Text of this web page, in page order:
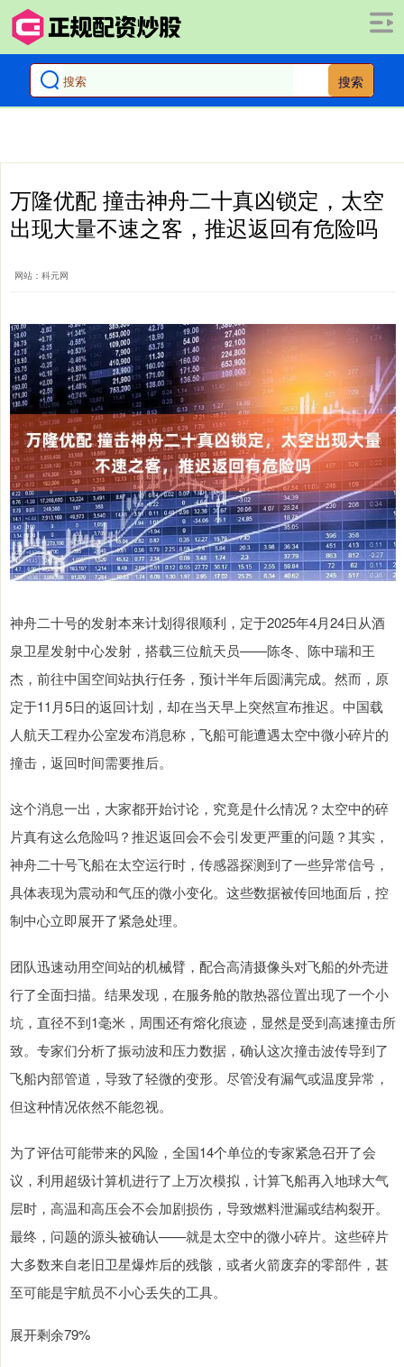
搜索
万隆优配 撞击神舟二十真凶锁定，太空
出现大量不速之客，推迟返回有危险吗
网站：科元网
神舟二十号的发射本来计划得很顺利，定于2025年4月24日从酒
泉卫星发射中心发射，搭载三位航天员——陈冬、陈中瑞和王
杰，前往中国空间站执行任务，预计半年后圆满完成。然而，原
定于11月5日的返回计划，却在当天早上突然宣布推迟。中国载
人航天工程办公室发布消息称，飞船可能遭遇太空中微小碎片的
撞击，返回时间需要推后。
这个消息一出，大家都开始讨论，究竟是什么情况？太空中的碎
片真有这么危险吗？推迟返回会不会引发更严重的问题？其实，
神舟二十号飞船在太空运行时，传感器探测到了一些异常信号，
具体表现为震动和气压的微小变化。这些数据被传回地面后，控
制中心立即展开了紧急处理。
团队迅速动用空间站的机械臂，配合高清摄像头对飞船的外壳进
行了全面扫描。结果发现，在服务舱的散热器位置出现了一个小
坑，直径不到1毫米，周围还有熔化痕迹，显然是受到高速撞击所
致。专家们分析了振动波和压力数据，确认这次撞击波传导到了
飞船内部管道，导致了轻微的变形。尽管没有漏气或温度异常，
但这种情况依然不能忽视。
为了评估可能带来的风险，全国14个单位的专家紧急召开了会
议，利用超级计算机进行了上万次模拟，计算飞船再入地球大气
层时，高温和高压会不会加剧损伤，导致燃料泄漏或结构裂开。
最终，问题的源头被确认——就是太空中的微小碎片。这些碎片
大多数来自老旧卫星爆炸后的残骸，或者火箭废弃的零部件，甚
至可能是宇航员不小心丢失的工具。
展开剩余79%